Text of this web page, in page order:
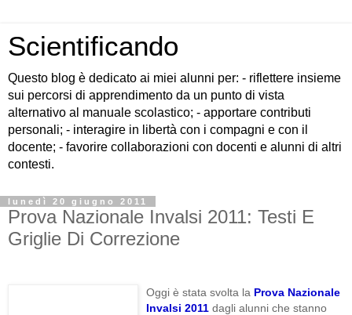
Scientificando
Questo blog è dedicato ai miei alunni per: - riflettere insieme
sui percorsi di apprendimento da un punto di vista
alternativo al manuale scolastico; - apportare contributi
personali; - interagire in libertà con i compagni e con il
docente; - favorire collaborazioni con docenti e alunni di altri
contesti.
lunedì 20 giugno 2011
Prova Nazionale Invalsi 2011: Testi E
Griglie Di Correzione
Oggi è stata svolta la Prova Nazionale
Invalsi 2011 dagli alunni che stanno